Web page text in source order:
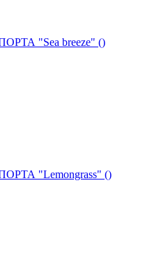
"Sea breeze" ()
"Lemongrass" ()